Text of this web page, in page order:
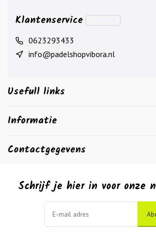
Klantenservice
0623293433
info@padelshopvibora.nl
Usefull links
Informatie
Contactgegevens
Schrijf je hier in voor onze